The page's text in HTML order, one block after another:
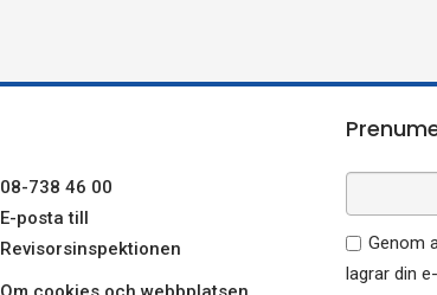
08-738 46 00
E-posta till
Revisorsinspektionen
Genom
lagrar din